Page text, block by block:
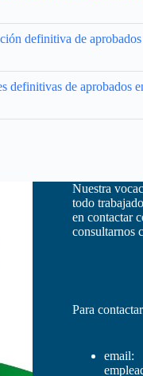
definitiva de
definitivas de aprobados
Nuestra
todo
en contactar
consultarnos
Para
email: